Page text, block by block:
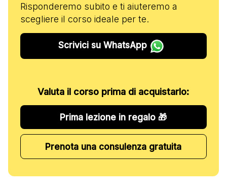
Risponderemo subito e ti aiuteremo a
scegliere il corso ideale per te.
Scrivici su WhatsApp
Valuta il corso prima di acquistarlo:
Prima lezione in regalo 🎁
Prenota una consulenza gratuita